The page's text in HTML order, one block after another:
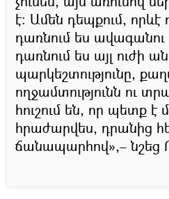
է։ Ամեն դեպքում, որևէ
դառնում ես
դառնում ես այլ ուժի
պարկեշտությունը,
ողջամտությունն ու
հուշում են, որ պետք
հրաժարվես, դրանից
ճանապարհով»,– նշեց